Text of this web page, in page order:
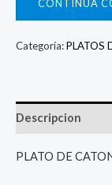
CONTINUA
Categoría:PLATOS
Descripcion
PLATO DE